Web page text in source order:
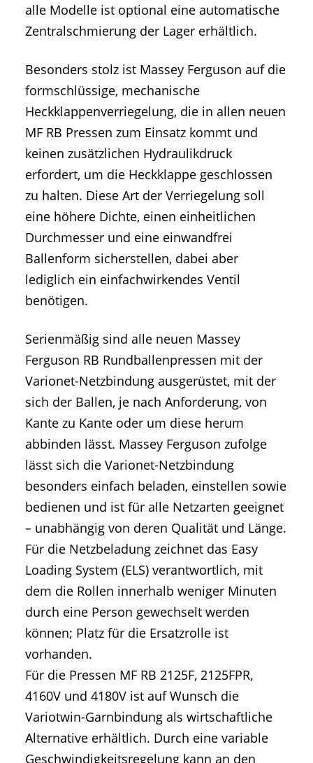
alle Modelle ist optional eine automatische
Zentralschmierung der Lager erhältlich.
Besonders stolz ist Massey Ferguson auf die
formschlüssige, mechanische
Heckklappenverriegelung, die in allen neuen
MF RB Pressen zum Einsatz kommt und
keinen zusätzlichen Hydraulikdruck
erfordert, um die Heckklappe geschlossen
zu halten. Diese Art der Verriegelung soll
eine höhere Dichte, einen einheitlichen
Durchmesser und eine einwandfrei
Ballenform sicherstellen, dabei aber
lediglich ein einfachwirkendes Ventil
benötigen.
Serienmäßig sind alle neuen Massey
Ferguson RB Rundballenpressen mit der
Varionet-Netzbindung ausgerüstet, mit der
sich der Ballen, je nach Anforderung, von
Kante zu Kante oder um diese herum
abbinden lässt. Massey Ferguson zufolge
lässt sich die Varionet-Netzbindung
besonders einfach beladen, einstellen sowie
bedienen und ist für alle Netzarten geeignet
– unabhängig von deren Qualität und Länge.
Für die Netzbeladung zeichnet das Easy
Loading System (ELS) verantwortlich, mit
dem die Rollen innerhalb weniger Minuten
durch eine Person gewechselt werden
können; Platz für die Ersatzrolle ist
vorhanden.
Für die Pressen MF RB 2125F, 2125FPR,
4160V und 4180V ist auf Wunsch die
Variotwin-Garnbindung als wirtschaftliche
Alternative erhältlich. Durch eine variable
Geschwindigkeitsregelung kann an den